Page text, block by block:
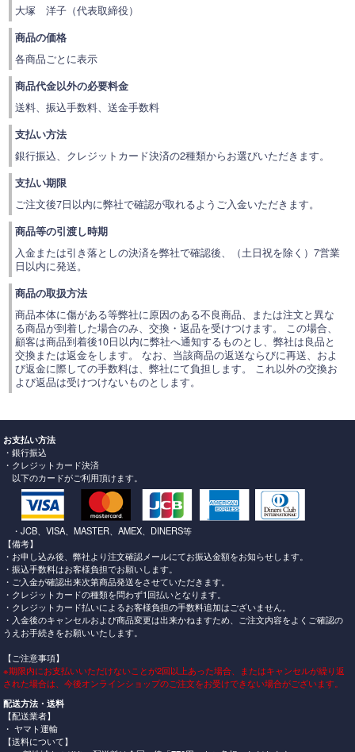
大塚 洋子（代表取締役）
商品の価格
各商品ごとに表示
商品代金以外の必要料金
送料、振込手数料、送金手数料
支払い方法
銀行振込、 クレジットカード決済の2種類からお選びいただきます。
支払い期限
ご注文後7日以内に弊社で確認が取れるようご入金いただきます。
商品等の引渡し時期
入金または引き落としの決済を弊社で確認後、（土日祝を除く）7営業
日以内に発送。
商品の取扱方法
商品本体に傷がある等弊社に原因のある不良商品、または注文と異な
る商品が到着した場合のみ、交換・返品を受けつけます。 この場合、
顧客は商品到着後10日以内に弊社へ通知するものとし、弊社は良品と
交換または返金をします。 なお、当該商品の返送ならびに再送、およ
び返金に際しての手数料は、弊社にて負担します。 これ以外の交換お
よび返品は受けつけないものとします。
お支払い方法
・銀行振込
・クレジットカード決済
以下のカードがご利用頂けます。
・JCB、VISA、MASTER、AMEX、DINERS等
【備考】
・お申し込み後、弊社より注文確認メールにてお振込金額をお知らせします。
・振込手数料はお客様負担でお願いします。
・ご入金が確認出来次第商品発送をさせていただきます。
・クレジットカードの種類を問わず1回払いとなります。
・クレジットカード払いによるお客様負担の手数料追加はございません。
・入金後のキャンセルおよび商品変更は出来かねますため、ご注文内容をよくご確認の
うえお手続きをお願いいたします。
【ご注意事項】
※期限内にお支払いいただけないことが2回以上あった場合、またはキャンセルが繰り返
された場合は、今後オンラインショップのご注文をお受けできない場合がございます。
配送方法・送料
【配送業者】
・ ヤマト運輸
【送料について】